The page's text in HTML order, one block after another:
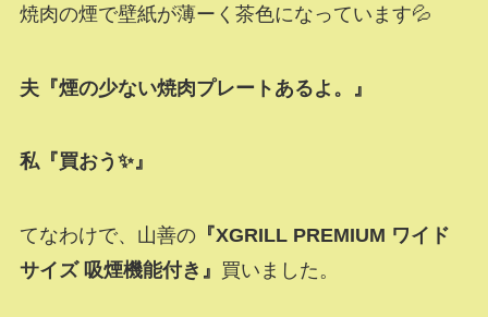
焼肉の煙で壁紙が薄ーく茶色になっています💦
夫『煙の少ない焼肉プレートあるよ。』
私『買おう✨』
てなわけで、山善の『XGRILL PREMIUM ワイド
サイズ 吸煙機能付き』 買いました。